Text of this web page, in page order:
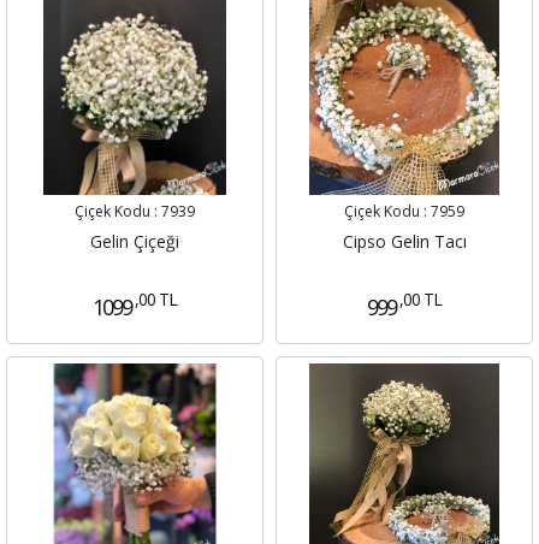
Çiçek Kodu : 7939
Gelin Çiçeği
1099 ,00 TL
Çiçek Kodu : 7959
Cipso Gelin Tacı
999 ,00 TL